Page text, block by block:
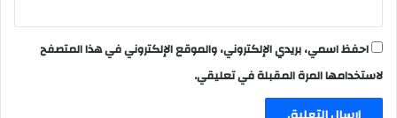
احفظ اسمي، بريدي الإلكتروني، والموقع الإلكتروني في هذا المتصفح
لاستخدامها المرة المقبلة في تعليقي.